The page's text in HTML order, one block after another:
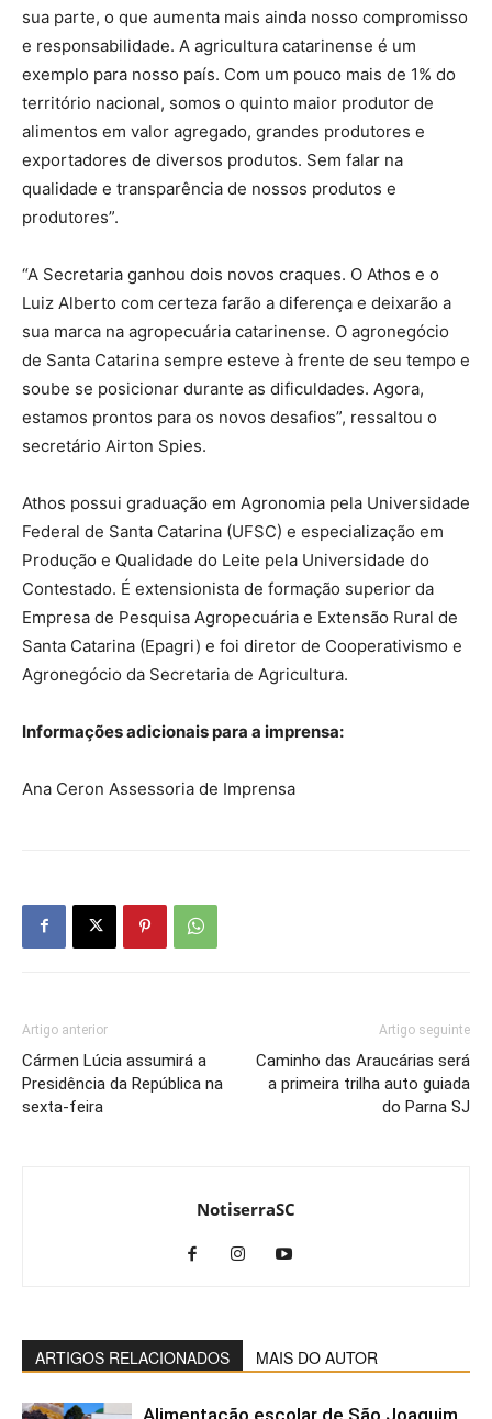
sua parte, o que aumenta mais ainda nosso compromisso
e responsabilidade. A agricultura catarinense é um
exemplo para nosso país. Com um pouco mais de 1% do
território nacional, somos o quinto maior produtor de
alimentos em valor agregado, grandes produtores e
exportadores de diversos produtos. Sem falar na
qualidade e transparência de nossos produtos e
produtores”.
“A Secretaria ganhou dois novos craques. O Athos e o
Luiz Alberto com certeza farão a diferença e deixarão a
sua marca na agropecuária catarinense. O agronegócio
de Santa Catarina sempre esteve à frente de seu tempo e
soube se posicionar durante as dificuldades. Agora,
estamos prontos para os novos desafios”, ressaltou o
secretário Airton Spies.
Athos possui graduação em Agronomia pela Universidade
Federal de Santa Catarina (UFSC) e especialização em
Produção e Qualidade do Leite pela Universidade do
Contestado. É extensionista de formação superior da
Empresa de Pesquisa Agropecuária e Extensão Rural de
Santa Catarina (Epagri) e foi diretor de Cooperativismo e
Agronegócio da Secretaria de Agricultura.
Informações adicionais para a imprensa:
Ana Ceron Assessoria de Imprensa
Artigo anterior
Cármen Lúcia assumirá a
Presidência da República na
sexta-feira
Artigo seguinte
Caminho das Araucárias será
a primeira trilha auto guiada
do Parna SJ
NotiserraSC
ARTIGOS RELACIONADOS MAIS DO AUTOR
Alimentação escolar de São Joaquim